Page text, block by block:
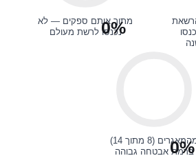
0%
מתוך אותם ספקים — לא
נכנסו לרשת מעולם
0%
מהמאגרים (8 מתוך 14)
ברמת אבטחה גבוהה